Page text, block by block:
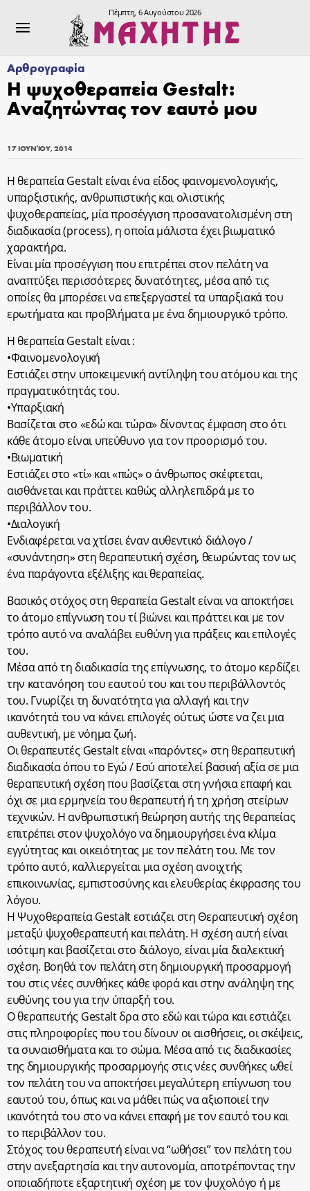
Πέμπτη, 6 Αυγούστου 2026
Αρθρογραφία
Η ψυχοθεραπεία Gestalt:
Αναζητώντας τον εαυτό μου
17 ΙΟΥΝΊΟΥ, 2014
Η θεραπεία Gestalt είναι ένα είδος φαινομενολογικής,
υπαρξιστικής, ανθρωπιστικής και ολιστικής
ψυχοθεραπείας, μία προσέγγιση προσανατολισμένη στη
διαδικασία (process), η οποία μάλιστα έχει βιωματικό
χαρακτήρα.
Είναι μία προσέγγιση που επιτρέπει στον πελάτη να
αναπτύξει περισσότερες δυνατότητες, μέσα από τις
οποίες θα μπορέσει να επεξεργαστεί τα υπαρξιακά του
ερωτήματα και προβλήματα με ένα δημιουργικό τρόπο.
Η θεραπεία Gestalt είναι :
•Φαινομενολογική
Εστιάζει στην υποκειμενική αντίληψη του ατόμου και της
πραγματικότητάς του.
•Υπαρξιακή
Βασίζεται στο «εδώ και τώρα» δίνοντας έμφαση στο ότι
κάθε άτομο είναι υπεύθυνο για τον προορισμό του.
•Βιωματική
Εστιάζει στο «τί» και «πώς» ο άνθρωπος σκέφτεται,
αισθάνεται και πράττει καθώς αλληλεπιδρά με το
περιβάλλον του.
•Διαλογική
Ενδιαφέρεται να χτίσει έναν αυθεντικό διάλογο /
«συνάντηση» στη θεραπευτική σχέση, θεωρώντας τον ως
ένα παράγοντα εξέλιξης και θεραπείας.
Βασικός στόχος στη θεραπεία Gestalt είναι να αποκτήσει
το άτομο επίγνωση του τί βιώνει και πράττει και με τον
τρόπο αυτό να αναλάβει ευθύνη για πράξεις και επιλογές
του.
Μέσα από τη διαδικασία της επίγνωσης, το άτομο κερδίζει
την κατανόηση του εαυτού του και του περιβάλλοντός
του. Γνωρίζει τη δυνατότητα για αλλαγή και την
ικανότητά του να κάνει επιλογές ούτως ώστε να ζει μια
αυθεντική, με νόημα ζωή.
Οι θεραπευτές Gestalt είναι «παρόντες» στη θεραπευτική
διαδικασία όπου το Εγώ / Εσύ αποτελεί βασική αξία σε μια
θεραπευτική σχέση που βασίζεται στη γνήσια επαφή και
όχι σε μια ερμηνεία του θεραπευτή ή τη χρήση στείρων
τεχνικών. Η ανθρωπιστική θεώρηση αυτής της θεραπείας
επιτρέπει στον ψυχολόγο να δημιουργήσει ένα κλίμα
εγγύτητας και οικειότητας με τον πελάτη του. Με τον
τρόπο αυτό, καλλιεργείται μια σχέση ανοιχτής
επικοινωνίας, εμπιστοσύνης και ελευθερίας έκφρασης του
λόγου.
Η Ψυχοθεραπεία Gestalt εστιάζει στη Θεραπευτική σχέση
μεταξύ ψυχοθεραπευτή και πελάτη. Η σχέση αυτή είναι
ισότιμη και βασίζεται στο διάλογο, είναι μία διαλεκτική
σχέση. Βοηθά τον πελάτη στη δημιουργική προσαρμογή
του στις νέες συνθήκες κάθε φορά και στην ανάληψη της
ευθύνης του για την ύπαρξή του.
Ο θεραπευτής Gestalt δρα στο εδώ και τώρα και εστιάζει
στις πληροφορίες που του δίνουν οι αισθήσεις, οι σκέψεις,
τα συναισθήματα και το σώμα. Μέσα από τις διαδικασίες
της δημιουργικής προσαρμογής στις νέες συνθήκες ωθεί
τον πελάτη του να αποκτήσει μεγαλύτερη επίγνωση του
εαυτού του, όπως και να μάθει πώς να αξιοποιεί την
ικανότητά του στο να κάνει επαφή με τον εαυτό του και
το περιβάλλον του.
Στόχος του θεραπευτή είναι να “ωθήσει” τον πελάτη του
στην ανεξαρτησία και την αυτονομία, αποτρέποντας την
οποιαδήποτε εξαρτητική σχέση με τον ψυχολόγο ή με